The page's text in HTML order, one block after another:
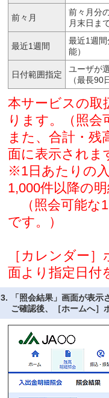
前々月
前々月分
月末日ま
最近1週間
最近1週
能）
日付範囲指定
ユーザが
（最長90
本サービスの取
ります。（照会
また、合計・残
面に表示されま
※1日あたりの
1,000件以降の
（照会可能な
です。）
［カレンダー
面より指定日付
3.
「照会結果」画面が表示
ご確認後、［ホームへ］